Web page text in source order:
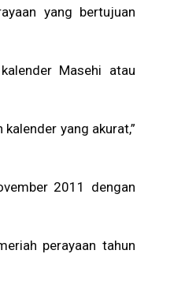
yang bertujuan
Masehi atau
yang akurat,”
2011 dengan
perayaan tahun